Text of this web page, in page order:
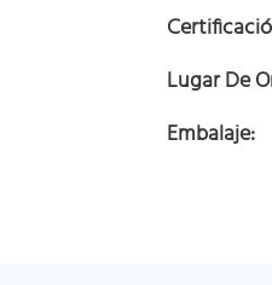
Lugar De
Embalaje: